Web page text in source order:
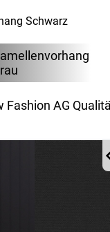
Schwarz
Fashion AG